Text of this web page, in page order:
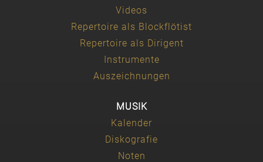
Videos
Repertoire als Blockflötist
Repertoire als Dirigent
Instrumente
Auszeichnungen
MUSIK
Kalender
Diskografie
Noten